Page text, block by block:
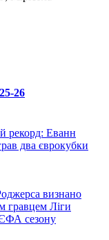
26
рекорд: Еванн
два єврокубки
визнано
гравцем Ліги
сезону